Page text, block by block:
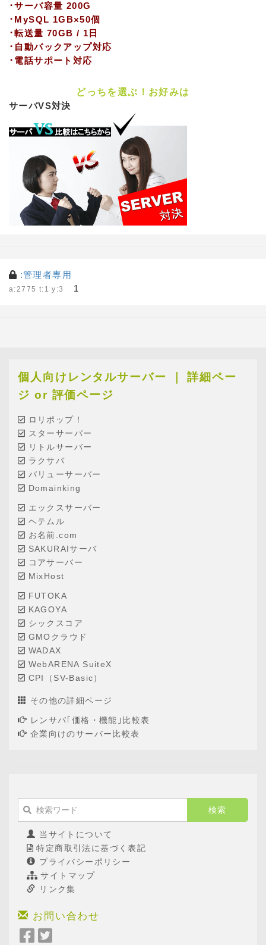
･サーバ容量 200G
･MySQL 1GB×50個
･転送量 70GB / 1日
･自動バックアップ対応
･電話サポート対応
どっちを選ぶ！お好みは
サーバVS対決
:管理者専用
a:2775 t:1 y:3 1
個人向けレンタルサーバー ｜ 詳細ペー
ジ or 評価ページ
ロリポップ！
スターサーバー
リトルサーバー
ラクサバ
バリューサーバー
Domainking
エックスサーバー
ヘテムル
お名前.com
SAKURAIサーバ
コアサーバー
MixHost
FUTOKA
KAGOYA
シックスコア
GMOクラウド
WADAX
WebARENA SuiteX
CPI（SV-Basic）
その他の詳細ページ
レンサバ｢価格・機能｣比較表
企業向けのサーバー比較表
当サイトについて
特定商取引法に基づく表記
プライバシーポリシー
サイトマップ
リンク集
お問い合わせ
Facebook